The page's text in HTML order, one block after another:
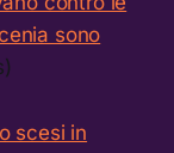
sono
scesi in